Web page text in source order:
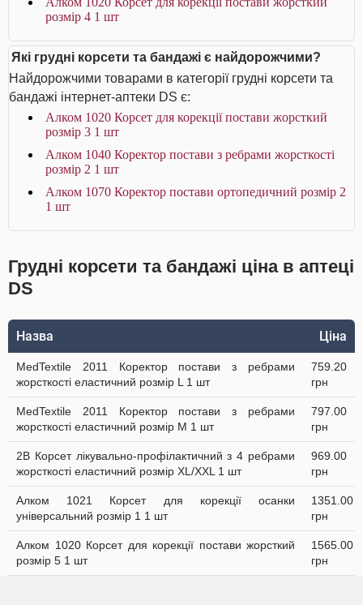
розмір 4 1 шт
Які грудні корсети та бандажі є найдорожчими?
Найдорожчими товарами в категорії грудні корсети та
бандажі інтернет-аптеки DS є:
Алком 1020 Корсет для корекції постави жорсткий
розмір 3 1 шт
Алком 1040 Коректор постави з ребрами жорсткості
розмір 2 1 шт
Алком 1070 Коректор постави ортопедичний розмір 2
1 шт
Грудні корсети та бандажі ціна в аптеці
DS
Назва Ціна
MedTextile 2011 Коректор постави з ребрами
жорсткості еластичний розмір L 1 шт
759.20
грн
MedTextile 2011 Коректор постави з ребрами
жорсткості еластичний розмір М 1 шт
797.00
грн
2B Корсет лікувально-профілактичний з 4 ребрами
жорсткості еластичний розмір XL/XXL 1 шт
969.00
грн
Алком 1021 Корсет для корекції осанки
універсальний розмір 1 1 шт
1351.00
грн
Алком 1020 Корсет для корекції постави жорсткий
розмір 5 1 шт
1565.00
грн